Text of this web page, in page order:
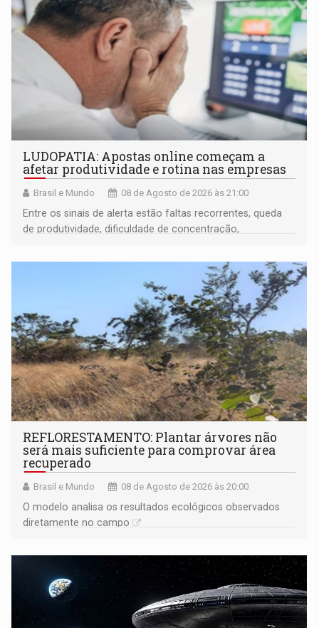
LUDOPATIA: Apostas online começam a
afetar produtividade e rotina nas empresas
Brasil e Mundo 08 de Agosto de 2026 às 21:00
Entre os sinais de alerta estão faltas recorrentes, queda
de produtividade, dificuldade de concentração,
REFLORESTAMENTO: Plantar árvores não
será mais suficiente para comprovar área
recuperado
Brasil e Mundo 08 de Agosto de 2026 às 20:00
O modelo analisa os resultados ecológicos observados
diretamente no campo